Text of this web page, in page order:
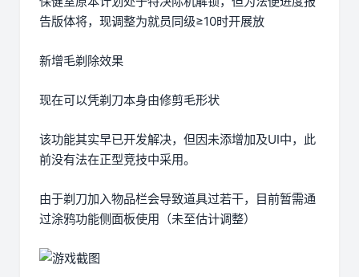
告版体将，现调整为就员同级≥10时开展放
新增毛剃除效果
现在可以凭剃刀本身由修剪毛形状
该功能其实早已开发解决，但因未添增加及UI中，此
前没有法在正型竞技中采用。
由于剃刀加入物品栏会导致道具过若干，目前暂需通
过涂鸦功能侧面板使用（未至估计调整）